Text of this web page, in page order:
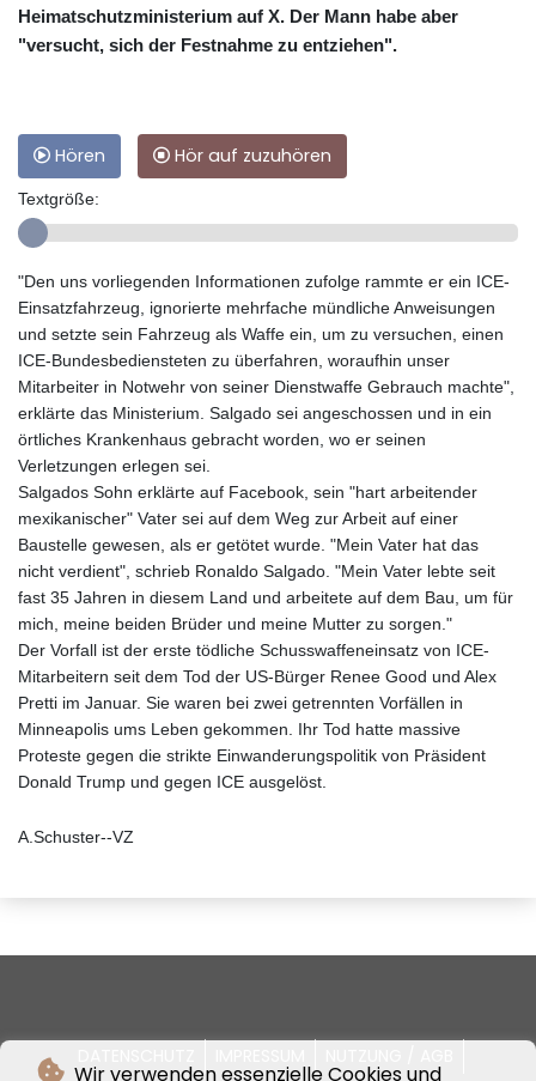
Wir verwenden essenzielle Cookies und
Heimatschutzministerium auf X. Der Mann habe aber
"versucht, sich der Festnahme zu entziehen".
Hören Hör auf zuzuhören
Textgröße:
"Den uns vorliegenden Informationen zufolge rammte er ein ICE-
Einsatzfahrzeug, ignorierte mehrfache mündliche Anweisungen
und setzte sein Fahrzeug als Waffe ein, um zu versuchen, einen
ICE-Bundesbediensteten zu überfahren, woraufhin unser
Mitarbeiter in Notwehr von seiner Dienstwaffe Gebrauch machte",
erklärte das Ministerium. Salgado sei angeschossen und in ein
örtliches Krankenhaus gebracht worden, wo er seinen
Verletzungen erlegen sei.
Salgados Sohn erklärte auf Facebook, sein "hart arbeitender
mexikanischer" Vater sei auf dem Weg zur Arbeit auf einer
Baustelle gewesen, als er getötet wurde. "Mein Vater hat das
nicht verdient", schrieb Ronaldo Salgado. "Mein Vater lebte seit
fast 35 Jahren in diesem Land und arbeitete auf dem Bau, um für
mich, meine beiden Brüder und meine Mutter zu sorgen."
Der Vorfall ist der erste tödliche Schusswaffeneinsatz von ICE-
Mitarbeitern seit dem Tod der US-Bürger Renee Good und Alex
Pretti im Januar. Sie waren bei zwei getrennten Vorfällen in
Minneapolis ums Leben gekommen. Ihr Tod hatte massive
Proteste gegen die strikte Einwanderungspolitik von Präsident
Donald Trump und gegen ICE ausgelöst.
A.Schuster--VZ